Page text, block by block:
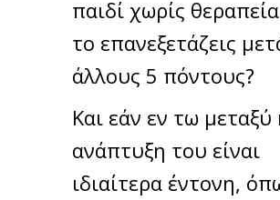
παιδί χωρίς
το επανεξετάζεις
άλλους 5 πόντους?
Και εάν εν τω μεταξύ
ανάπτυξη του είναι
ιδιαίτερα έντονη,